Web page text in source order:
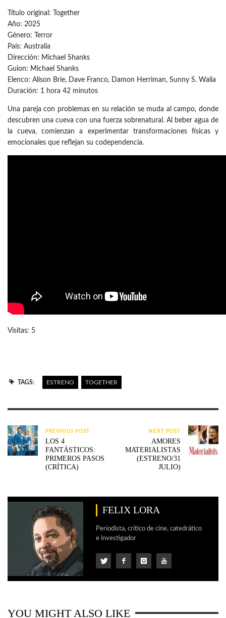
Título original: Together
Año: 2025
Género: Terror
País: Australia
Dirección: Michael Shanks
Guion: Michael Shanks
Elenco: Alison Brie, Dave Franco, Damon Herriman, Sunny S. Walia
Duración: 1 hora 42 minutos
Una pareja con problemas en su relación se muda al campo, donde
descubren una cueva con una fuerza sobrenatural. Al beber agua de
la cueva, comienzan a experimentar transformaciones físicas y
emocionales que reflejan su codependencia.
Visitas: 5
TAGS: ESTRENO TOGETHER
PREVIOUS POST
LOS 4
FANTÁSTICOS:
PRIMEROS PASOS
(CRÍTICA)
NEXT POST
AMORES
MATERIALISTAS
(ESTRENO/31
JULIO)
FELIX LORA
Periodista, crítico de cine, catedrático
e investigador
YOU MIGHT ALSO LIKE